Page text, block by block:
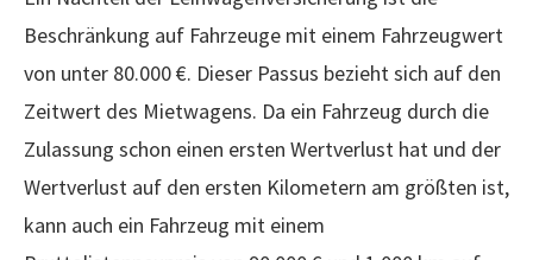
Beschränkung auf Fahrzeuge mit einem Fahrzeugwert
von unter 80.000 €. Dieser Passus bezieht sich auf den
Zeitwert des Mietwagens. Da ein Fahrzeug durch die
Zulassung schon einen ersten Wertverlust hat und der
Wertverlust auf den ersten Kilometern am größten ist,
kann auch ein Fahrzeug mit einem